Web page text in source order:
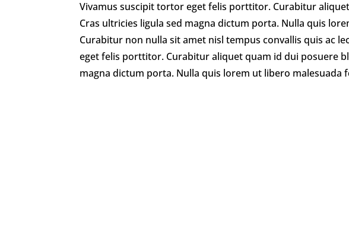
Vivamus suscipit tortor eget felis porttitor. Curabitur
Cras ultricies ligula sed magna dictum porta. Nulla quis
Curabitur non nulla sit amet nisl tempus convallis quis ac
eget felis porttitor. Curabitur aliquet quam id dui posuere
magna dictum porta. Nulla quis lorem ut libero malesuada